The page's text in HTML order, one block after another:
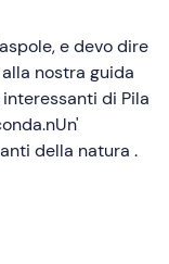
e devo dire
nostra guida
di Pila
della natura .